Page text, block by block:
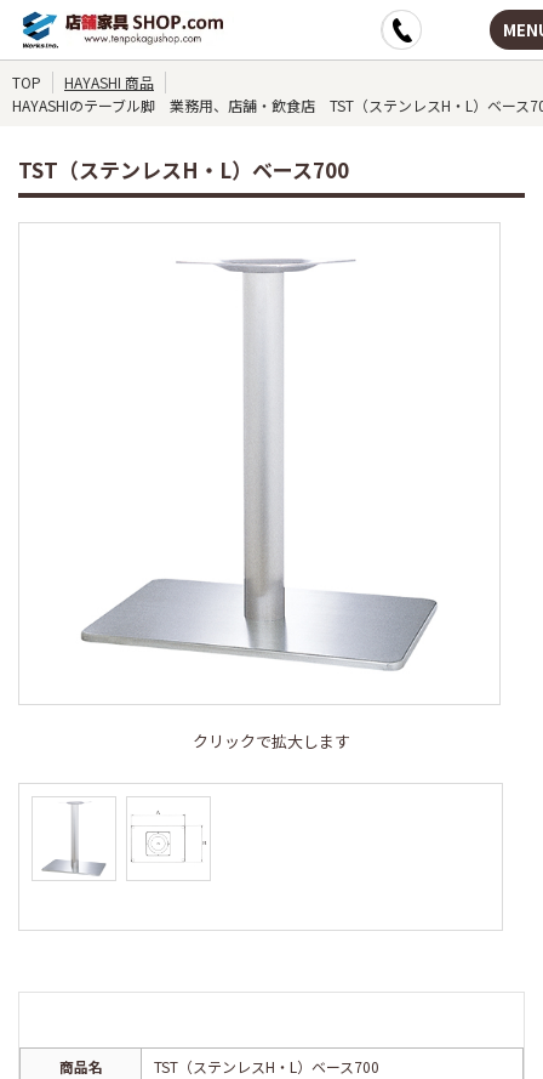
TOP
HAYASHI 商品
HAYASHIのテーブル脚 業務用、店舗・飲食店 TST（ステンレスH・L）ベース
TST（ステンレスH・L）ベース700
クリックで拡大します
商品名
TST（ステンレスH・L）ベース700